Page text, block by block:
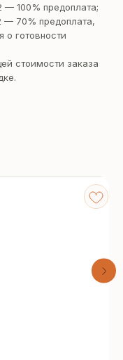
100% предоплата;
70% предоплата,
о готовности
стоимости заказа